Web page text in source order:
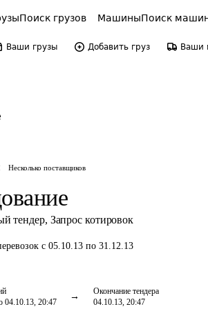
Поиск грузов МашиныПоиск
Ваши грузы Добавить груз Ваши
Несколько поставщиков
тендер, Запрос котировок
с 05.10.13 по 31.12.13
04.10.13, 20:47
Окончание тендера
04.10.13, 20:47